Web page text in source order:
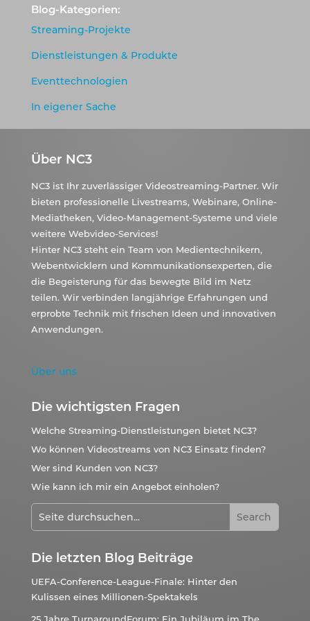
Blog-Kategorien:
Streaming-Projekte
Dienstleistungen & Produkte
Eventtechnologien
In eigener Sache
Über NC3
NC3 ist Ihr zuverlässiger Videostreaming-Partner. Wir
bieten professionelle Livestreams, Webinare, Online-
Mediatheken, Video-Management-Systeme und viele
weitere Webvideo-Services!
Hinter NC3 steht ein Team von Medientechnikern,
Webentwicklern und Kommunikationsexperten, die
die Begeisterung für das bewegte Bild im Netz
teilen. Wir verbinden langjährige Erfahrungen und
erprobte Technik mit frischen Ideen und innovativen
Anwendungen.
Über uns
Die wichtigsten Fragen
Welche Streaming-Dienstleistungen bietet NC3?
Wo können Videostreams von NC3 Einsatz finden?
Wer sind Kunden von NC3?
Wie kann ich mir ein Angebot einholen?
Die letzten Blog Beiträge
UEFA-Conference-League-Finale: Hinter den
Kulissen eines Millionen-Spektakels